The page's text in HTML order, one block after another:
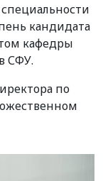
кандидата
кафедры
СФУ.
по